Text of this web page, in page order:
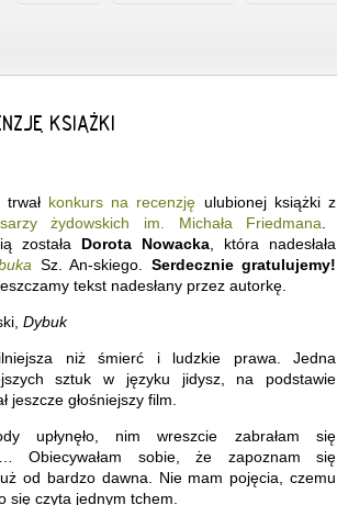
KSIĄŻKI
konkurs na recenzję ulubionej książki z
żydowskich im. Michała Friedmana
została Dorota Nowacka , która nadesłała
Sz. An-skiego. Serdecznie gratulujemy!
tekst nadesłany przez autorkę.
Dybuk
niż śmierć i ludzkie prawa. Jedna
sztuk w języku jidysz, na podstawie
jeszcze głośniejszy film.
upłynęło, nim wreszcie zabrałam się
… Obiecywałam sobie, że zapoznam się
od bardzo dawna. Nie mam pojęcia, czemu
się czyta jednym tchem.